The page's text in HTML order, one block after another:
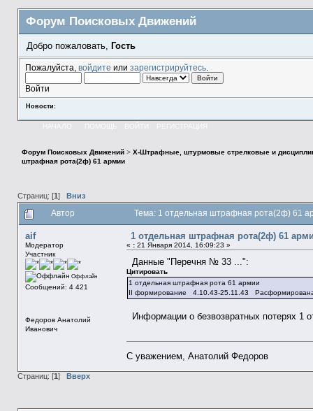
Форум Поисковых Движений
Добро пожаловать, Гость
Пожалуйста, войдите или зарегистрируйтесь.
Войти
Новости:
НАЧАЛО ПОМОЩЬ ВОЙТИ РЕГИСТРАЦИЯ
Форум Поисковых Движений> X-Штрафные, штурмовые стрелковые и
штрафная рота(2ф) 61 армии
Страниц: [1 ] Вниз
Автор Тема: 1 отдельная штрафная рота(2ф) 61
aif
Модератор
Участник
Оффлайн
Сообщений: 4 421
Федоров Анатолий
Иванович
1 отдельная штрафная рота(2ф) 61
« :21 Января 2014, 16:09:23 »
Данные "Перечня № 33 ...":
Цитировать
1 отдельная штрафная рота 61 армии
II формирование 4.10.43-25.11.43
Информации о безвозвратных потерях
С уважением, Анатолий Федоров
Страниц: [1 ] Вверх